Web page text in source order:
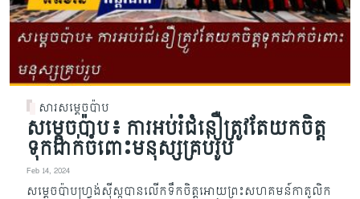
សារសម្តេចប៉ាប
សម្តេចប៉ាប៖ ការអប់រំជំនឿត្រូវតែយកចិត្ត
ទុកដាក់ចំពោះមនុស្សគ្រប់រូប
Feb 14, 2024
សម្តេចប៉ាបហ្រ្វង់ស៊ីស្កូបានលើកទឹកចិត្តអោយព្រះសហគមន៍កាតូលិក